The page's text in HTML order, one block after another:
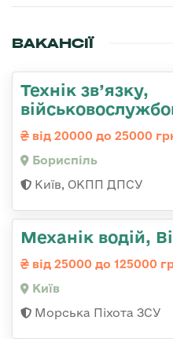
ВАКАНСІЇ
Технік зв’язку,
від 20000 до 25000
Бориспіль
Київ, ОКПП ДПСУ
Механік водій,
від 25000 до 125000
Київ
Морська Піхота ЗСУ